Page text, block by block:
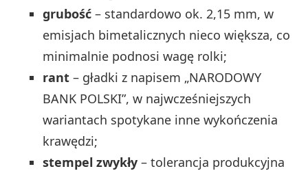
grubość – standardowo ok. 2,15 mm, w
emisjach bimetalicznych nieco większa, co
minimalnie podnosi wagę rolki;
rant – gładki z napisem „NARODOWY
BANK POLSKI”, w najwcześniejszych
wariantach spotykane inne wykończenia
krawędzi;
stempel zwykły – tolerancja produkcyjna